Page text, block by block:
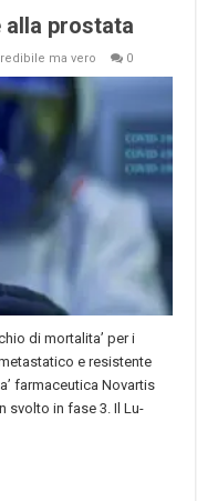
alla prostata
ma vero 0
di mortalita’ per i
e resistente
farmaceutica Novartis
svolto in fase 3. Il Lu-